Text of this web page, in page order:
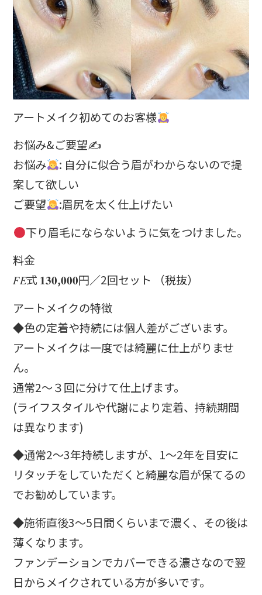
アートメイク初めてのお客様
お悩み&ご要望✍️
お悩み
: 自分に似合う眉がわからないので提
案して欲しい
ご要望
:眉尻を太く仕上げたい
下り眉毛にならないように気をつけました。
料金
𝐹𝐸式 𝟏𝟑𝟎,𝟎𝟎𝟎円／2回セット （税抜）
アートメイクの特徴
◆色の定着や持続には個人差がございます。
アートメイクは一度では綺麗に仕上がりませ
ん。
通常2〜３回に分けて仕上げます。
(ライフスタイルや代謝により定着、持続期間
は異なります)
◆通常2〜3年持続しますが、1〜2年を目安に
リタッチをしていただくと綺麗な眉が保てるの
でお勧めしています。
◆施術直後3〜5日間くらいまで濃く、その後は
薄くなります。
ファンデーションでカバーできる濃さなので翌
日からメイクされている方が多いです。